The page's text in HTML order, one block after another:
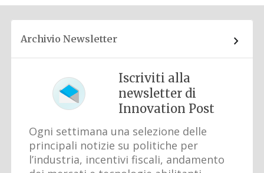
Archivio Newsletter
Iscriviti alla
newsletter di
Innovation Post
Ogni settimana una selezione delle
principali notizie su politiche per
l’industria, incentivi fiscali, andamento